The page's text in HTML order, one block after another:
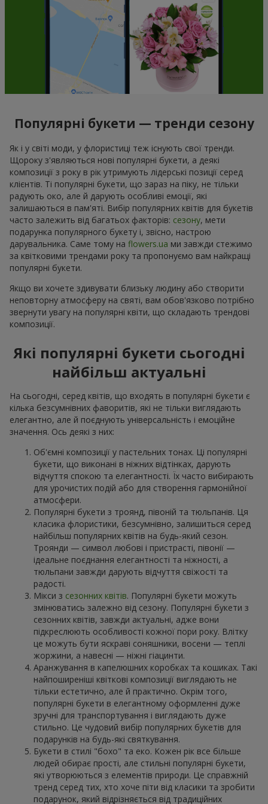
Популярні букети — тренди сезону
Як і у світі моди, у флористиці теж існують свої тренди.
Щороку з'являються нові популярні букети, а деякі
композиції з року в рік утримують лідерські позиції серед
клієнтів. Ті популярні букети, що зараз на піку, не тільки
радують око, але й дарують особливі емоції, які
залишаються в пам'яті. Вибір популярних квітів для букетів
часто залежить від багатьох факторів: сезону, мети
подарунка популярного букету і, звісно, настрою
дарувальника. Саме тому на flowers.ua ми завжди стежимо
за квітковими трендами року та пропонуємо вам найкращі
популярні букети.
Якщо ви хочете здивувати близьку людину або створити
неповторну атмосферу на святі, вам обов'язково потрібно
звернути увагу на популярні квіти, що складають трендові
композиції.
Які популярні букети сьогодні
найбільш актуальні
На сьогодні, серед квітів, що входять в популярні букети є
кілька безсумнівних фаворитів, які не тільки виглядають
елегантно, але й поєднують універсальність і емоційне
значення. Ось деякі з них:
Об'ємні композиції у пастельних тонах. Ці популярні
букети, що виконані в ніжних відтінках, дарують
відчуття спокою та елегантності. Їх часто вибирають
для урочистих подій або для створення гармонійної
атмосфери.
Популярні букети з троянд, півоній та тюльпанів. Ця
класика флористики, безсумнівно, залишиться серед
найбільш популярних квітів на будь-який сезон.
Троянди — символ любові і пристрасті, півонії —
ідеальне поєднання елегантності та ніжності, а
тюльпани завжди дарують відчуття свіжості та
радості.
Мікси з сезонних квітів. Популярні букети можуть
змінюватись залежно від сезону. Популярні букети з
сезонних квітів, завжди актуальні, адже вони
підкреслюють особливості кожної пори року. Влітку
це можуть бути яскраві соняшники, восени — теплі
жоржини, а навесні — ніжні гіацинти.
Аранжування в капелюшних коробках та кошиках. Такі
найпоширеніші квіткові композиції виглядають не
тільки естетично, але й практично. Окрім того,
популярні букети в елегантному оформленні дуже
зручні для транспортування і виглядають дуже
стильно. Це чудовий вибір популярних букетів для
подарунків на будь-які святкування.
Букети в стилі "бохо" та еко. Кожен рік все більше
людей обирає прості, але стильні популярні букети,
які утворюються з елементів природи. Це справжній
тренд серед тих, хто хоче піти від класики та зробити
подарунок, який відрізняється від традиційних